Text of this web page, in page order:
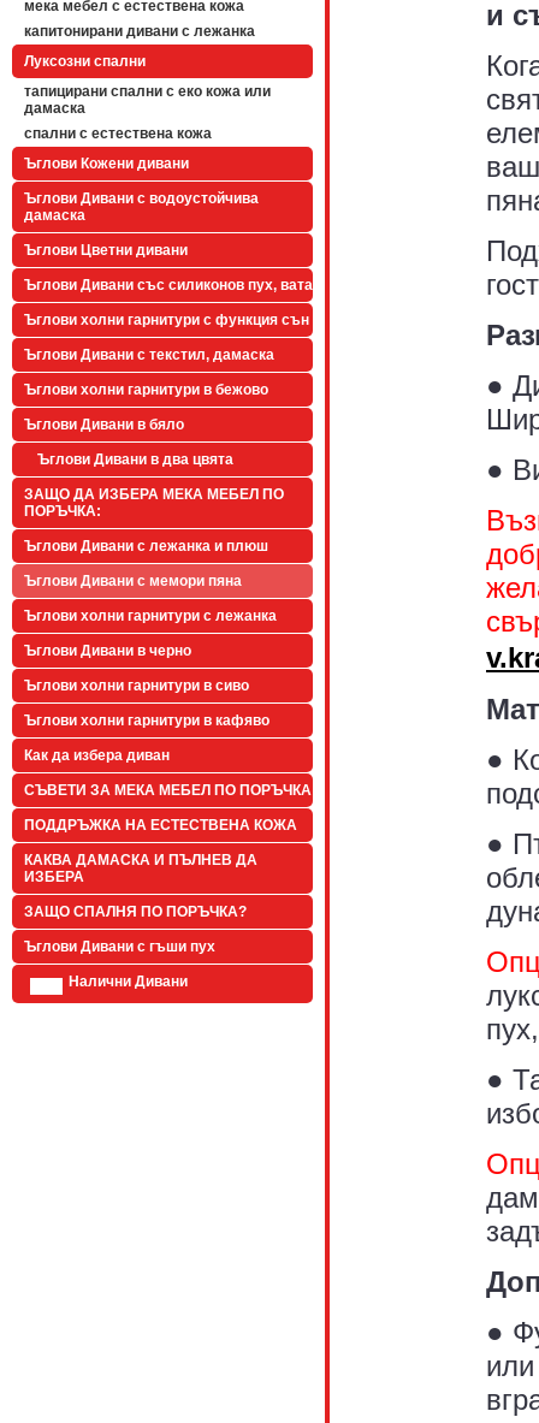
мека мебел с естествена кожа
капитонирани дивани с лежанка
Луксозни спални
тапицирани спални с еко кожа или
дамаска
спални с естествена кожа
Ъглови Кожени дивани
Ъглови Дивани с водоустойчива
дамаска
Ъглови Цветни дивани
Ъглови Дивани със силиконов пух, вата
Ъглови холни гарнитури с функция сън
Ъглови Дивани с текстил, дамаска
Ъглови холни гарнитури в бежово
Ъглови Дивани в бяло
Ъглови Дивани в два цвята
ЗАЩО ДА ИЗБЕРА МЕКА МЕБЕЛ ПО
ПОРЪЧКА:
Ъглови Дивани с лежанка и плюш
Ъглови Дивани с мемори пяна
Ъглови холни гарнитури с лежанка
Ъглови Дивани в черно
Ъглови холни гарнитури в сиво
Ъглови холни гарнитури в кафяво
Как да избера диван
СЪВЕТИ ЗА МЕКА МЕБЕЛ ПО ПОРЪЧКА
ПОДДРЪЖКА НА ЕСТЕСТВЕНА КОЖА
КАКВА ДАМАСКА И ПЪЛНЕВ ДА
ИЗБЕРА
ЗАЩО СПАЛНЯ ПО ПОРЪЧКА?
Ъглови Дивани с гъши пух
Налични Дивани
и
●
●
●
●
●
●